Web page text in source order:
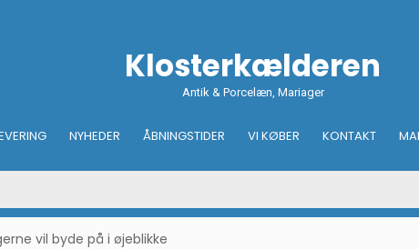
Klosterkælderen
Antik & Porcelæn, Mariager
NYHEDER ÅBNINGSTIDER VI KØBER KONTAKT
vil byde på i øjeblikke